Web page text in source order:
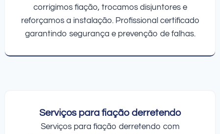
corrigimos fiação, trocamos disjuntores e
reforçamos a instalação. Profissional certificado
garantindo segurança e prevenção de falhas.
Serviços para fiação derretendo
Serviços para fiação derretendo com